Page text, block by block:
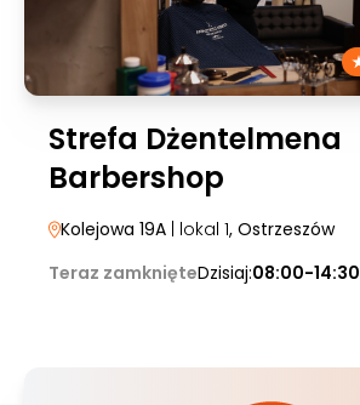
Strefa Dżentelmena
Barbershop
Kolejowa 19A | lokal 1, Ostrzeszów
Teraz zamknięteDzisiaj:08:00-14:30